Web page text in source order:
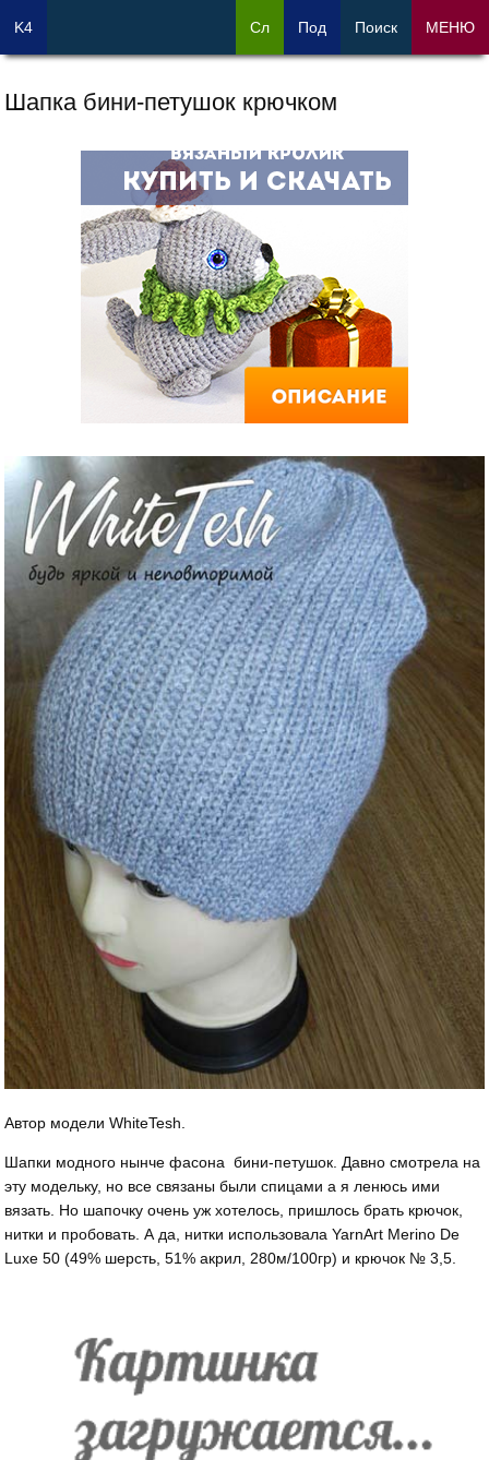
Шапка бини-петушок крючком
Автор модели WhiteTesh.
Шапки модного нынче фасона бини-петушок. Давно смотрела на
эту модельку, но все связаны были спицами а я ленюсь ими
вязать. Но шапочку очень уж хотелось, пришлось брать крючок,
нитки и пробовать. А да, нитки использовала YarnArt Merino De
Luxe 50 (49% шерсть, 51% акрил, 280м/100гр) и крючок № 3,5.
K4 Сл Под Поиск МЕНЮ